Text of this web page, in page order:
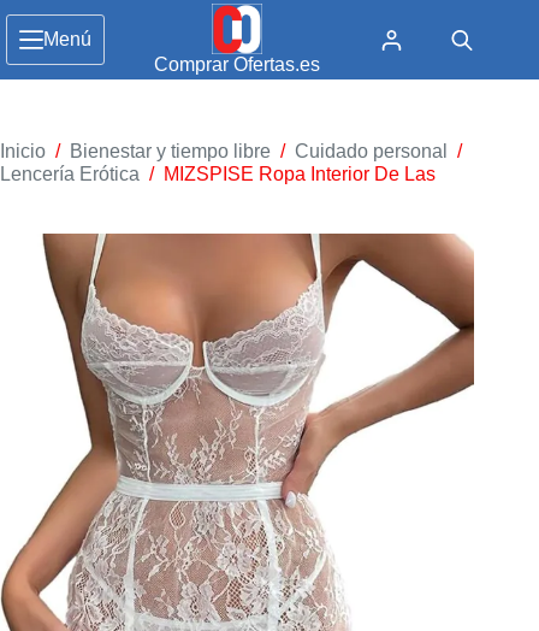
Menú
Comprar Ofertas.es
Inicio / Bienestar y tiempo libre / Cuidado personal
/
Lencería Erótica / MIZSPISE Ropa Interior De Las